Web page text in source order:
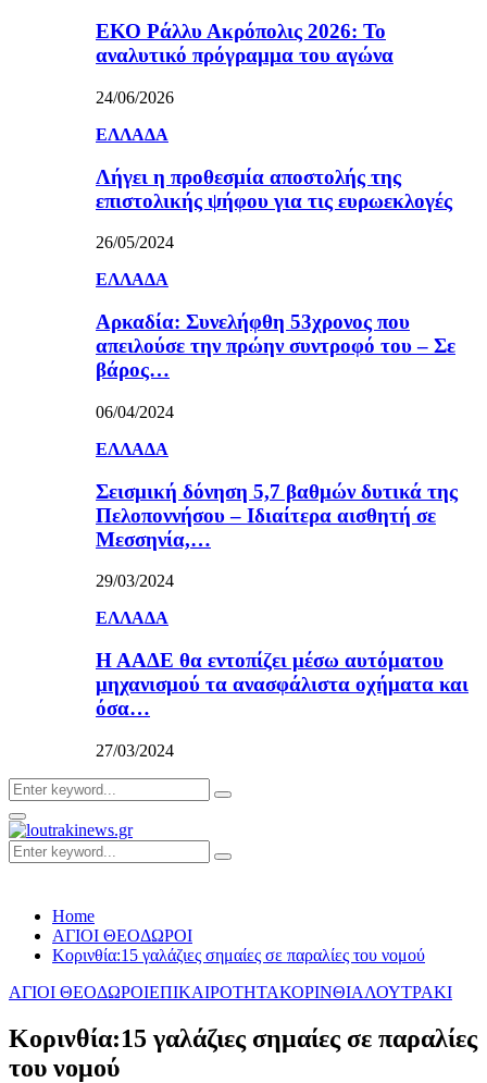
ΕΚΟ Ράλλυ Ακρόπολις 2026: Το
αναλυτικό πρόγραμμα του αγώνα
24/06/2026
ΕΛΛΑΔΑ
Λήγει η προθεσμία αποστολής της
επιστολικής ψήφου για τις ευρωεκλογές
26/05/2024
ΕΛΛΑΔΑ
Αρκαδία: Συνελήφθη 53χρονος που
απειλούσε την πρώην συντροφό του – Σε
βάρος…
06/04/2024
ΕΛΛΑΔΑ
Σεισμική δόνηση 5,7 βαθμών δυτικά της
Πελοποννήσου – Ιδιαίτερα αισθητή σε
Μεσσηνία,…
29/03/2024
ΕΛΛΑΔΑ
Η ΑΑΔΕ θα εντοπίζει μέσω αυτόματου
μηχανισμού τα ανασφάλιστα οχήματα και
όσα…
27/03/2024
Search
for:
Search
Primary
Menu
Search
for:
Search
Home
ΑΓΙΟΙ ΘΕΟΔΩΡΟΙ
Κορινθία:15 γαλάζιες σημαίες σε παραλίες του νομού
ΑΓΙΟΙ ΘΕΟΔΩΡΟΙΕΠΙΚΑΙΡΟΤΗΤΑΚΟΡΙΝΘΙΑΛΟΥΤΡΑΚΙ
Κορινθία:15 γαλάζιες σημαίες σε παραλίες
του νομού